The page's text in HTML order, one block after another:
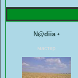
N@diia •
мастер